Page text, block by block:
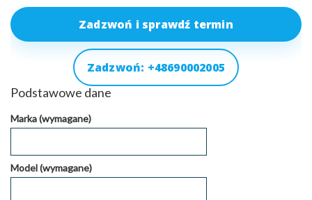
Zadzwoń i sprawdź termin
Zadzwoń: +48690002005
Podstawowe dane
Marka (wymagane)
Model (wymagane)